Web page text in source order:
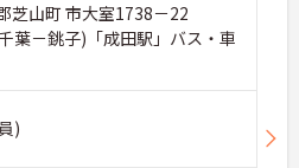
芝山町 市大室1738－22
葉－銚子)「成田駅」バス・車
)